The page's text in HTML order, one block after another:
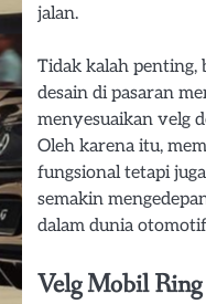
jalan.
Tidak kalah penting,
desain di pasaran
menyesuaikan velg
Oleh karena itu,
fungsional tetapi
semakin
dalam dunia
Velg Mobil